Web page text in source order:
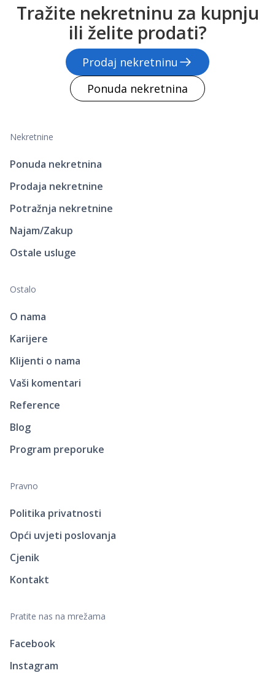
Tražite nekretninu za kupnju
ili želite prodati?
Prodaj nekretninu
Ponuda nekretnina
Nekretnine
Ponuda nekretnina
Prodaja nekretnine
Potražnja nekretnine
Najam/Zakup
Ostale usluge
Ostalo
O nama
Karijere
Klijenti o nama
Vaši komentari
Reference
Blog
Program preporuke
Pravno
Politika privatnosti
Opći uvjeti poslovanja
Cjenik
Kontakt
Pratite nas na mrežama
Facebook
Instagram